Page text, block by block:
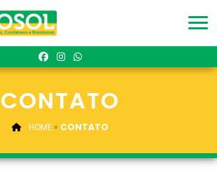
CONTATO
HOME » CONTATO